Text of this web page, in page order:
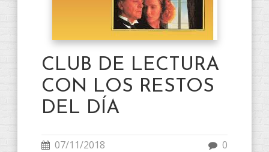
CLUB DE LECTURA
CON LOS RESTOS
DEL DÍA
07/11/2018 0